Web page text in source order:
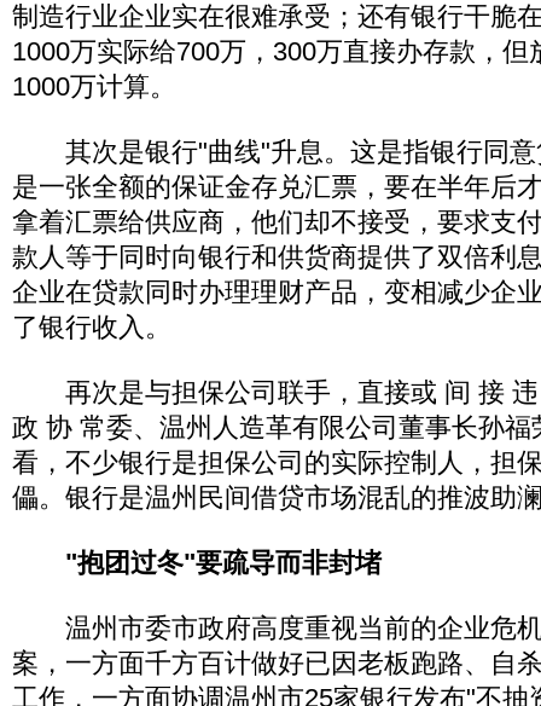
制造行业企业实在很难承受；还有银行干脆
1000万实际给700万，300万直接办存款，但
1000万计算。
其次是银行"曲线"升息。这是指银行同意
是一张全额的保证金存兑汇票，要在半年后
拿着汇票给供应商，他们却不接受，要求支
款人等于同时向银行和供货商提供了双倍利
企业在贷款同时办理理财产品，变相减少企
了银行收入。
再次是与担保公司联手，直接或 间 接 违
政 协 常委、温州人造革有限公司董事长孙
看，不少银行是担保公司的实际控制人，担
儡。银行是温州民间借贷市场混乱的推波助
"抱团过冬"要疏导而非封堵
温州市委市政府高度重视当前的企业危
案，一方面千方百计做好已因老板跑路、自
工作，一方面协调温州市25家银行发布"不抽